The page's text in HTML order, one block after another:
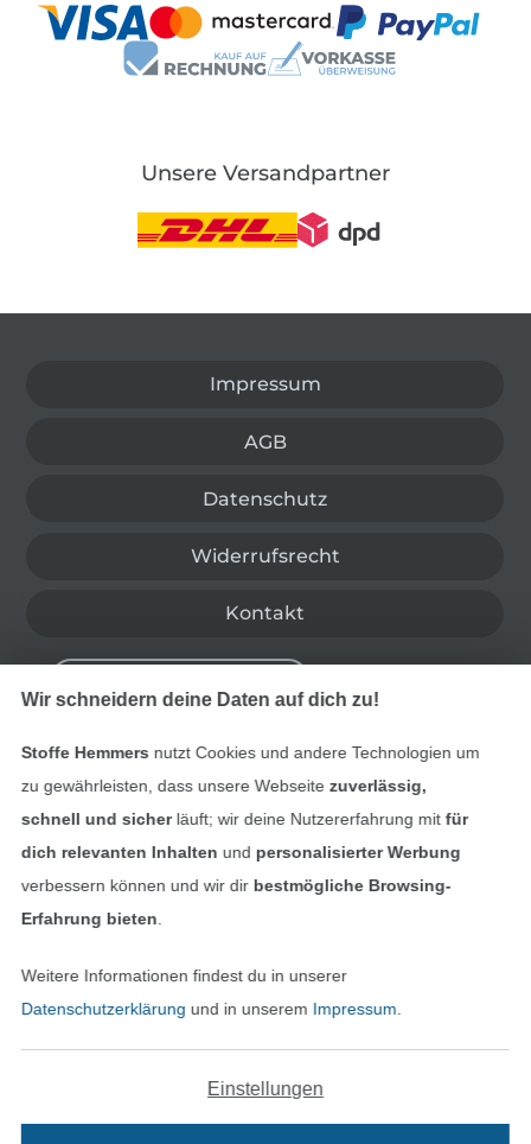
Unsere Versandpartner
Impressum
AGB
Datenschutz
Widerrufsrecht
Kontakt
Finde mehr Inspiration
Nederlands
In den niederländischen
(France)
In den
Wir schneidern deine Daten auf dich zu!
Stoffe Hemmers nutzt Cookies und andere Technologien um
zu gewährleisten, dass unsere Webseite zuverlässig,
schnell und sicherläuft; wir deine Nutzererfahrung mitfür
dich relevanten Inhalten und personalisierter Werbung
verbessern können und wir dir bestmögliche Browsing-
Erfahrung bieten
Weitere Informationen findest du in unserer
Datenschutzerklärung und in unserem Impressum
Einstellungen